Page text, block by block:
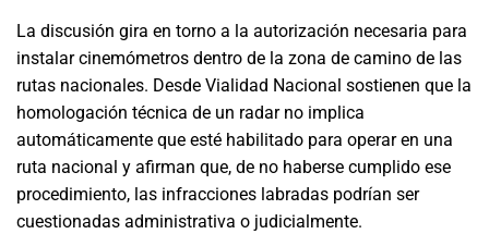
La discusión gira en torno a la autorización necesaria para
instalar cinemómetros dentro de la zona de camino de las
rutas nacionales. Desde Vialidad Nacional sostienen que la
homologación técnica de un radar no implica
automáticamente que esté habilitado para operar en una
ruta nacional y afirman que, de no haberse cumplido ese
procedimiento, las infracciones labradas podrían ser
cuestionadas administrativa o judicialmente.